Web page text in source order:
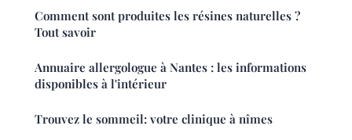
Comment sont produites les résines naturelles ?
Tout savoir
Annuaire allergologue à Nantes : les informations
disponibles à l'intérieur
Trouvez le sommeil: votre clinique à nîmes